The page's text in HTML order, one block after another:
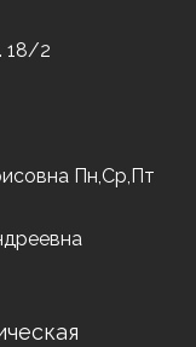
18/2
Пн,Ср,Пт